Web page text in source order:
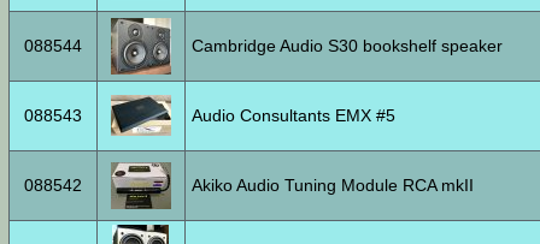
088544 Cambridge Audio S30 bookshelf speaker
088543 Audio Consultants EMX #5
088542 Akiko Audio Tuning Module RCA mkII